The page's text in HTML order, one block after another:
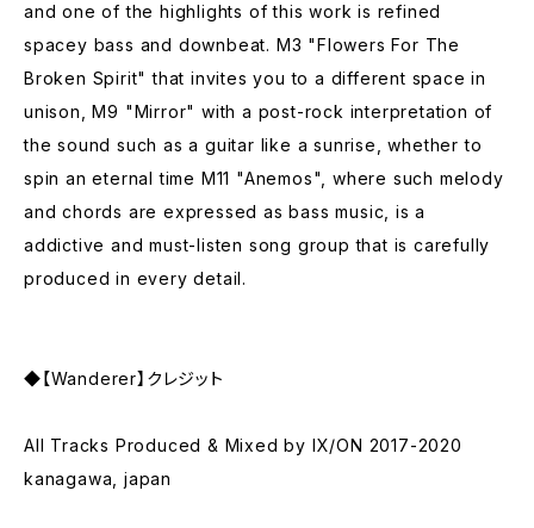
and one of the highlights of this work is refined
spacey bass and downbeat. M3 "Flowers For The
Broken Spirit" that invites you to a different space in
unison, M9 "Mirror" with a post-rock interpretation of
the sound such as a guitar like a sunrise, whether to
spin an eternal time M11 "Anemos", where such melody
and chords are expressed as bass music, is a
addictive and must-listen song group that is carefully
produced in every detail.
◆【Wanderer】クレジット
All Tracks Produced & Mixed by IX/ON 2017-2020
kanagawa, japan